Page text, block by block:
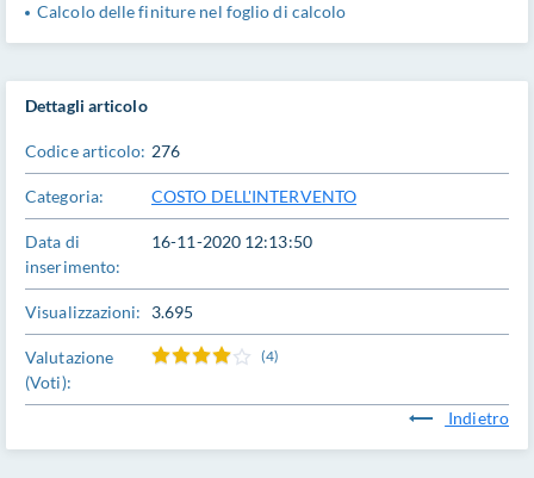
Dettagli articolo
Codice articolo: 276
Categoria: COSTO DELL'INTERVENTO
Data di
inserimento:
16-11-2020 12:13:50
Visualizzazioni: 3.695
Valutazione
(Voti):
(4)
Indietro
Calcolo delle finiture nel foglio di calcolo